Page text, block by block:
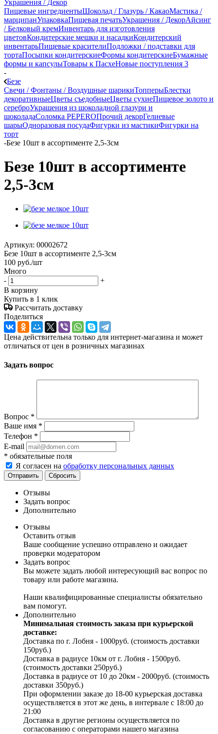
Украшения / Декор
Пищевые ингредиентыШоколад / Глазурь / КакаоМастика /
марципанУпаковкаПищевая печатьУкрашения / ДекорАйсинг
/ Белковый кремИнвентарь для изготовления
цветовКондитерские мешки и насадкиКондитерский
инвентарьПищевые красителиПодложки / подставки для
тортаПосыпки кондитерскиеФормы кондитерскиеБумажные
формы и капсулыТовары к ПасхеНовые поступления 3
-
Безе
Свечи / Фонтаны / Воздушные шарикиТопперыБлестки
декоративныеЦветы съедобныеЦветы сухиеПищевое золото и
сереброУкрашения из шоколадной глазури и
шоколадаСоломка PEPEROПрочий декорГелиевые
шарыОдноразовая посудаФигурки из мастикиФигурки на
торт
-Безе 10шт в ассортименте 2,5-3см
Безе 10шт в ассортименте
2,5-3см
Артикул: 00002672
Безе 10шт в ассортименте 2,5-3см
100 руб./шт
Много
-
+
В корзину
Купить в 1 клик
Рассчитать доставку
Поделиться
Цена действительна только для интернет-магазина и может
отличаться от цен в розничных магазинах
Задать вопрос
Вопрос *
Ваше имя *
Телефон *
E-mail
* обязательные поля
Я согласен на обработку персональных данных
Отправить Сбросить
Отзывы
Задать вопрос
Дополнительно
Отзывы
Оставить отзыв
Ваше сообщение успешно отправлено и ожидает
проверки модератором
Задать вопрос
Вы можете задать любой интересующий вас вопрос по
товару или работе магазина.
Наши квалифицированные специалисты обязательно
вам помогут.
Дополнительно
Минимальная стоимость заказа при курьерской
доставке:
Доставка по г. Лобня - 1000руб. (стоимость доставки
150руб.)
Доставка в радиусе 10км от г. Лобня - 1500руб.
(стоимость доставки 250руб.)
Доставка в радиусе от 10 до 20км - 2000руб. (стоимость
доставки 350руб.)
При оформлении заказе до 18-00 курьерская доставка
осуществляется в этот же день, в интервале с 18:00 до
21:00
Доставка в другие регионы осуществляется по
согласованию с операторами нашего магазина